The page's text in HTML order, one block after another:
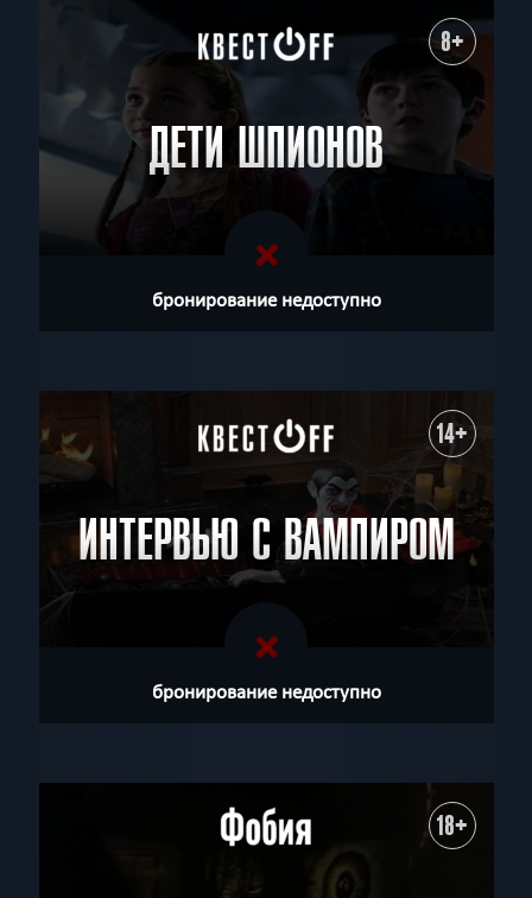
8+
ДЕТИ ШПИОНОВ
бронирование недоступно
14+
ИНТЕРВЬЮ С ВАМПИРОМ
бронирование недоступно
18+